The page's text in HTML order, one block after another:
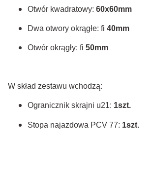
Otwór kwadratowy: 60x60mm
Dwa otwory okrągłe: fi 40mm
Otwór okrągły: fi 50mm
W skład zestawu wchodzą:
Ogranicznik skrajni u21: 1szt.
Stopa najazdowa PCV 77: 1szt.